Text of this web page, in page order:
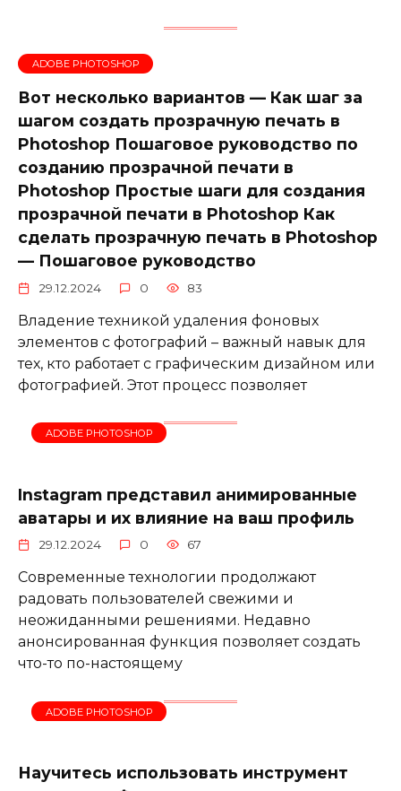
ADOBE PHOTOSHOP
Вот несколько вариантов — Как шаг за
шагом создать прозрачную печать в
Photoshop Пошаговое руководство по
созданию прозрачной печати в
Photoshop Простые шаги для создания
прозрачной печати в Photoshop Как
сделать прозрачную печать в Photoshop
— Пошаговое руководство
29.12.2024 0 83
Владение техникой удаления фоновых
элементов с фотографий – важный навык для
тех, кто работает с графическим дизайном или
фотографией. Этот процесс позволяет
ADOBE PHOTOSHOP
Instagram представил анимированные
аватары и их влияние на ваш профиль
29.12.2024 0 67
Современные технологии продолжают
радовать пользователей свежими и
неожиданными решениями. Недавно
анонсированная функция позволяет создать
что-то по-настоящему
ADOBE PHOTOSHOP
Научитесь использовать инструмент